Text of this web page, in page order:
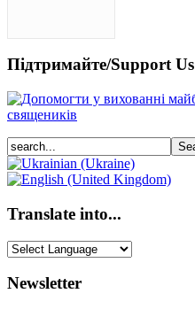
Підтримайте/Support Us
Translate into...
Newsletter